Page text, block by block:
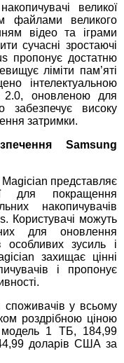
великої
файлами великого
відео та іграми
сучасні зростаючі
пропонує достатню
ліміти пам’яті
інтелектуальною
2.0, оновленою для
забезпечує високу
затримки.
Samsung
представляє
для покращення
накопичувачів
Користувачі можуть
для оновлення
особливих зусиль і
захищає цінні
і пропонує
у всьому
роздрібною ціною
1 ТБ, 184,99
доларів США за